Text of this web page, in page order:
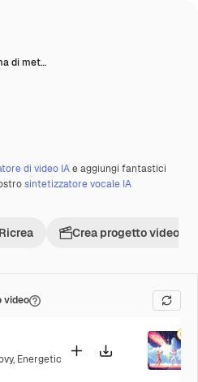
di met…
di video IAe aggiungi fantastici
sintetizzatore vocale IA
Ricrea Crea progetto video
video
, Energetic